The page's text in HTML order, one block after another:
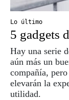
Lo último
5 gadgets
Hay una serie
aún más un
compañía,
elevarán la
utilidad.